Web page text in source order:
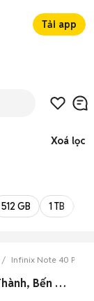
Tải app
Xoá lọc
512 GB 1 TB
Infinix Note 40 Pro+
0 Infinix Note 40 Pro+ cũ Huyện Châu Thành, Bến Tre đẹp